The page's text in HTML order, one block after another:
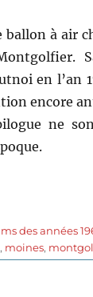
ballon à air
en l’an
encore
ne
des années
, moines,